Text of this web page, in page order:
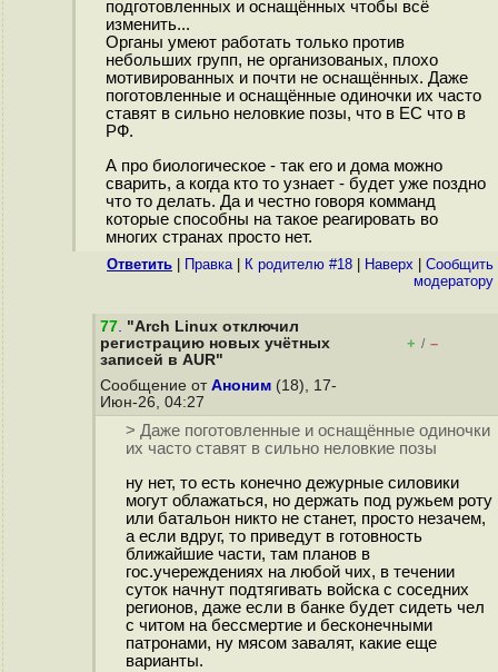
подготовленных и оснащённых чтобы всё
изменить...
Органы умеют работать только против
небольших групп, не организованых, плохо
мотивированных и почти не оснащённых. Даже
поготовленные и оснащённые одиночки их часто
ставят в сильно неловкие позы, что в ЕС что в
РФ.
А про биологическое - так его и дома можно
сварить, а когда кто то узнает - будет уже поздно
что то делать. Да и честно говоря комманд
которые способны на такое реагировать во
многих странах просто нет.
Ответить Правка| К родителю #18 Наверх
Cообщить
модератору
77. "Arch Linux отключил
регистрацию новых учётных
записей в AUR"
+ / –
Сообщение от Аноним (18), 17-
Июн-26, 04:27
> Даже поготовленные и оснащённые одиночки
их часто ставят в сильно неловкие позы
ну нет, то есть конечно дежурные силовики
могут облажаться, но держать под ружьем роту
или батальон никто не станет, просто незачем,
а если вдруг, то приведут в готовность
ближайшие части, там планов в
гос.учереждениях на любой чих, в течении
суток начнут подтягивать войска с соседних
регионов, даже если в банке будет сидеть чел
с читом на бессмертие и бесконечными
патронами, ну мясом завалят, какие еще
варианты.